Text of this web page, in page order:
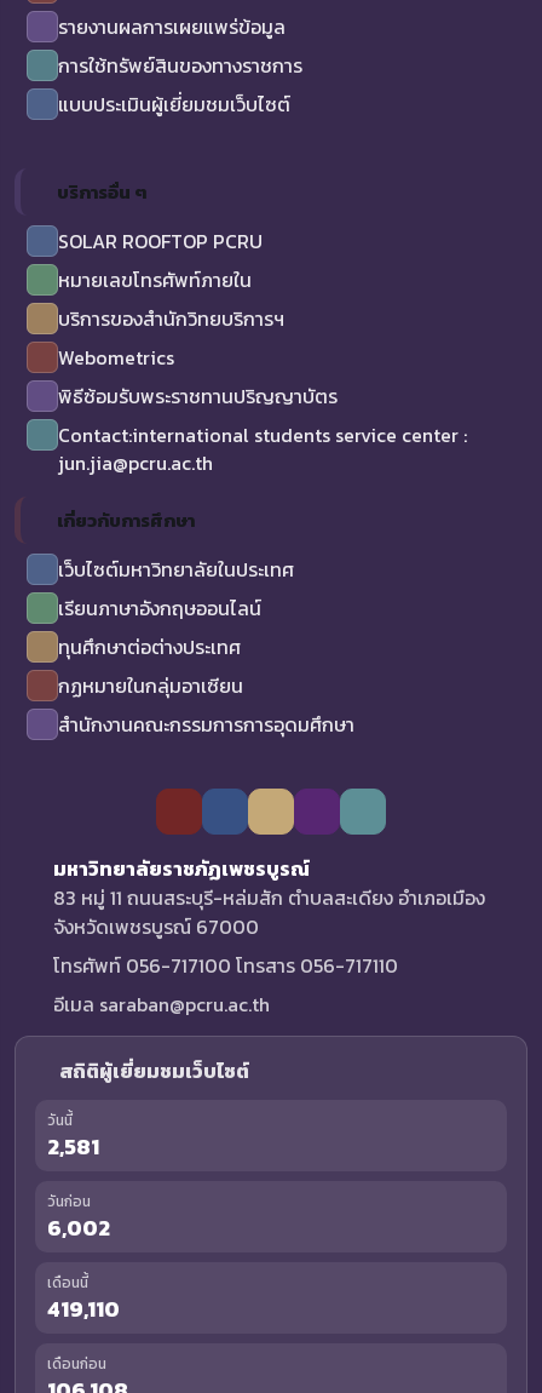
รายงานผลการเผยแพร่ข้อมูล
การใช้ทรัพย์สินของทางราชการ
แบบประเมินผู้เยี่ยมชมเว็บไซต์
บริการอื่น ๆ
SOLAR ROOFTOP PCRU
หมายเลขโทรศัพท์ภายใน
บริการของสำนักวิทยบริการฯ
Webometrics
พิธีซ้อมรับพระราชทานปริญญาบัตร
Contact:international students service center :
jun.jia@pcru.ac.th
เกี่ยวกับการศึกษา
เว็บไซต์มหาวิทยาลัยในประเทศ
เรียนภาษาอังกฤษออนไลน์
ทุนศึกษาต่อต่างประเทศ
กฏหมายในกลุ่มอาเซียน
สำนักงานคณะกรรมการการอุดมศึกษา
มหาวิทยาลัยราชภัฏเพชรบูรณ์
83 หมู่ 11 ถนนสระบุรี-หล่มสัก ตำบลสะเดียง อำเภอเมือง
จังหวัดเพชรบูรณ์ 67000
โทรศัพท์ 056-717100 โทรสาร 056-717110
อีเมล saraban@pcru.ac.th
สถิติผู้เยี่ยมชมเว็บไซต์
วันนี้
2,581
วันก่อน
6,002
เดือนนี้
419,110
เดือนก่อน